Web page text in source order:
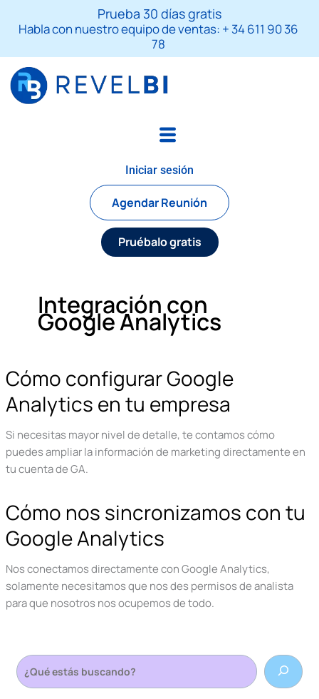
Prueba 30 días gratis
Habla con nuestro equipo de ventas: + 34 611 90 36
78
Iniciar sesión
Agendar Reunión
Pruébalo gratis
Integración con
Google Analytics
Cómo configurar Google
Analytics en tu empresa
Si necesitas mayor nivel de detalle, te contamos cómo
puedes ampliar la información de marketing directamente en
tu cuenta de GA.
Cómo nos sincronizamos con tu
Google Analytics
Nos conectamos directamente con Google Analytics,
solamente necesitamos que nos des permisos de analista
para que nosotros nos ocupemos de todo.
e
r
c
h